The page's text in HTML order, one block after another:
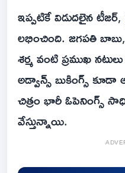
ఇప్పటికే విడుదలైన టీజర్,
లభించింది. జగపతి
శర్మ వంటి ప్రముఖ
అడ్వాన్స్ బుకింగ్స్
చిత్రం భారీ ఓపెనింగ్స్
వేస్తున్నాయి.